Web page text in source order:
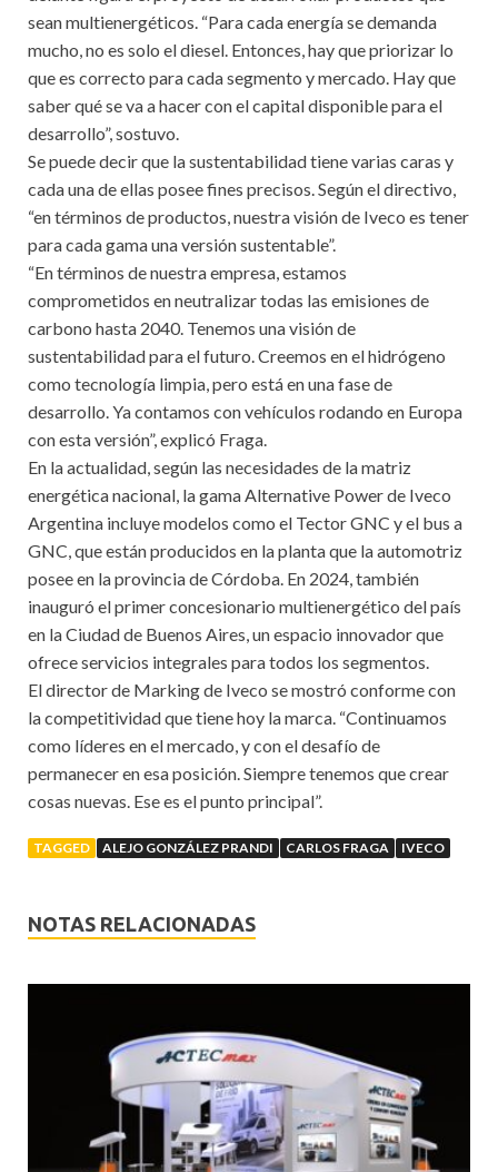
sean multienergéticos. “Para cada energía se demanda
mucho, no es solo el diesel. Entonces, hay que priorizar lo
que es correcto para cada segmento y mercado. Hay que
saber qué se va a hacer con el capital disponible para el
desarrollo”, sostuvo.
Se puede decir que la sustentabilidad tiene varias caras y
cada una de ellas posee fines precisos. Según el directivo,
“en términos de productos, nuestra visión de Iveco es tener
para cada gama una versión sustentable”.
“En términos de nuestra empresa, estamos
comprometidos en neutralizar todas las emisiones de
carbono hasta 2040. Tenemos una visión de
sustentabilidad para el futuro. Creemos en el hidrógeno
como tecnología limpia, pero está en una fase de
desarrollo. Ya contamos con vehículos rodando en Europa
con esta versión”, explicó Fraga.
En la actualidad, según las necesidades de la matriz
energética nacional, la gama Alternative Power de Iveco
Argentina incluye modelos como el Tector GNC y el bus a
GNC, que están producidos en la planta que la automotriz
posee en la provincia de Córdoba. En 2024, también
inauguró el primer concesionario multienergético del país
en la Ciudad de Buenos Aires, un espacio innovador que
ofrece servicios integrales para todos los segmentos.
El director de Marking de Iveco se mostró conforme con
la competitividad que tiene hoy la marca. “Continuamos
como líderes en el mercado, y con el desafío de
permanecer en esa posición. Siempre tenemos que crear
cosas nuevas. Ese es el punto principal”.
TAGGED ALEJO GONZÁLEZ PRANDI CARLOS FRAGA IVECO
NOTAS RELACIONADAS